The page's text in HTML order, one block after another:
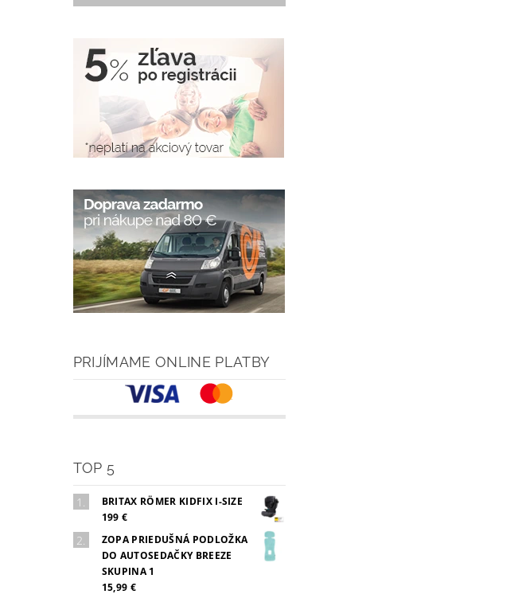
PRIJÍMAME ONLINE PLATBY
TOP 5
BRITAX RÖMER KIDFIX I-SIZE
199 €
ZOPA PRIEDUŠNÁ PODLOŽKA
DO AUTOSEDAČKY BREEZE
SKUPINA 1
15,99 €